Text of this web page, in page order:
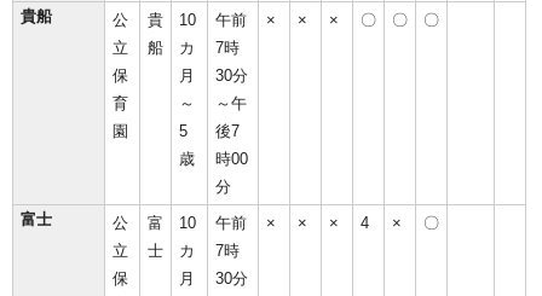
貴船
公
立
保
育
園
貴
船
10
カ
月
～
5
歳
午前
7時
30分
～午
後7
時00
分
× × × 〇 〇 〇
富士
公
立
保
富
士
10
カ
月
午前
7時
30分
× × × 4 × 〇